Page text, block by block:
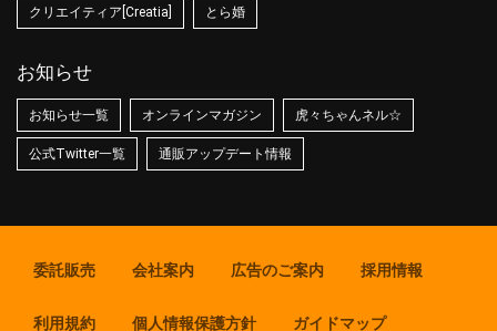
クリエイティア[Creatia] とら婚
お知らせ
お知らせ一覧 オンラインマガジン 虎々ちゃんネル☆
公式Twitter一覧 通販アップデート情報
委託販売 会社案内 広告のご案内 採用情報
利用規約 個人情報保護方針 ガイドマップ